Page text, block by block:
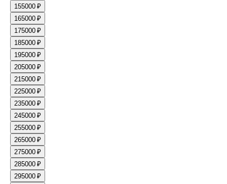
155000 ₽
165000 ₽
175000 ₽
185000 ₽
195000 ₽
205000 ₽
215000 ₽
225000 ₽
235000 ₽
245000 ₽
255000 ₽
265000 ₽
275000 ₽
285000 ₽
295000 ₽